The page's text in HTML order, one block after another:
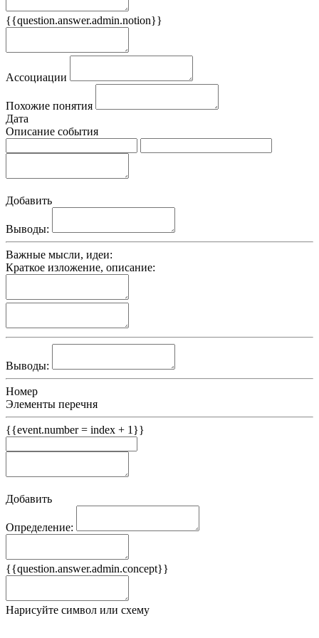
{{question.answer.admin.notion}}
Ассоциации
Похожие понятия
Дата
Описание события
Добавить
Выводы:
Важные мысли, идеи:
Краткое изложение, описание:
Выводы:
Номер
Элементы перечня
{{event.number = index + 1}}
Добавить
Определение:
{{question.answer.admin.concept}}
Нарисуйте символ или схему